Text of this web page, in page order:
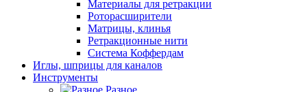
Материалы для ретракции
Роторасширители
Матрицы, клинья
Ретракционные нити
Система Коффердам
Иглы, шприцы для каналов
Инструменты
Разное